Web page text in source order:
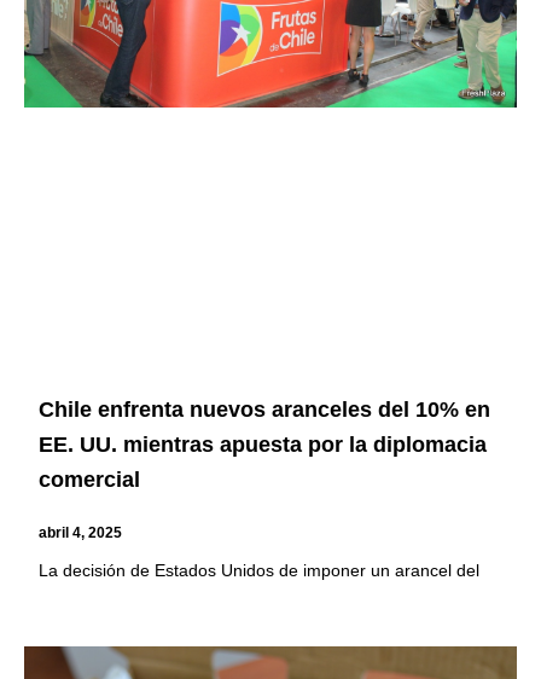
Chile enfrenta nuevos aranceles del 10% en
EE. UU. mientras apuesta por la diplomacia
comercial
abril 4, 2025
La decisión de Estados Unidos de imponer un arancel del